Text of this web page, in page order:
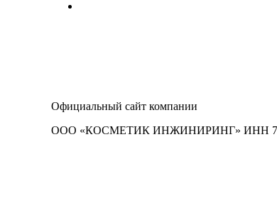
Официальный сайт компании
ООО «КОСМЕТИК ИНЖИНИРИНГ» ИНН